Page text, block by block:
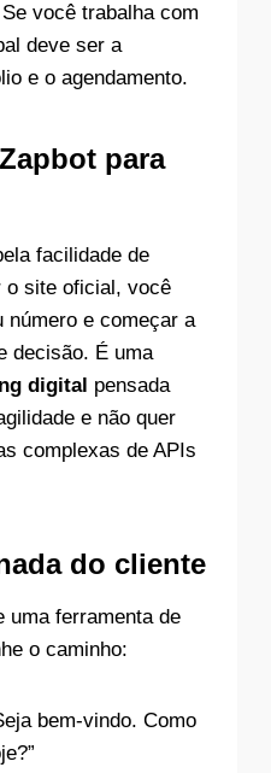
você trabalha com
deve ser a
e o agendamento.
para
facilidade de
o site oficial, você
número e começar a
decisão. É uma
digital pensada
e não quer
complexas de APIs
do cliente
uma ferramenta de
o caminho:
bem-vindo. Como